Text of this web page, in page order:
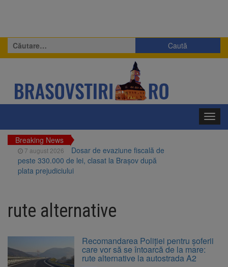
Caută
după:
Breaking News
7 august 2026
Dosar de evaziune fiscală de
peste 330.000 de lei, clasat la Brașov după
plata prejudiciului
sistarea plăților către Brai-Cata și Comprest.
Motivul: platforme de gunoi neigienizate
Piața Star din Brașov au fost demolate
rute alternative
Recomandarea Poliției pentru șoferii
care vor să se întoarcă de la mare:
rute alternative la autostrada A2